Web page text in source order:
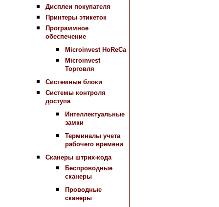
Дисплеи покупателя
Принтеры этикеток
Программное
обеспечение
Microinvest HoReCa
Microinvest
Торговля
Системные блоки
Системы контроля
доступа
Интеллектуальные
замки
Терминалы учета
рабочего времени
Сканеры штрих-кода
Беспроводные
сканеры
Проводные
сканеры